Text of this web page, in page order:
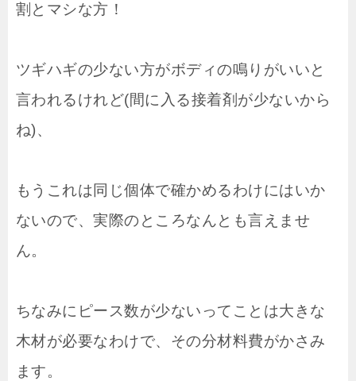
割とマシな方！
ツギハギの少ない方がボディの鳴りがいいと
言われるけれど(間に入る接着剤が少ないから
ね)、
もうこれは同じ個体で確かめるわけにはいか
ないので、実際のところなんとも言えませ
ん。
ちなみにピース数が少ないってことは大きな
木材が必要なわけで、その分材料費がかさみ
ます。